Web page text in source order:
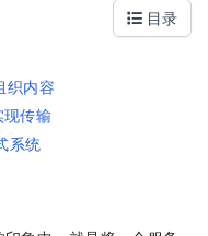
目录
织内容
现传输
系统